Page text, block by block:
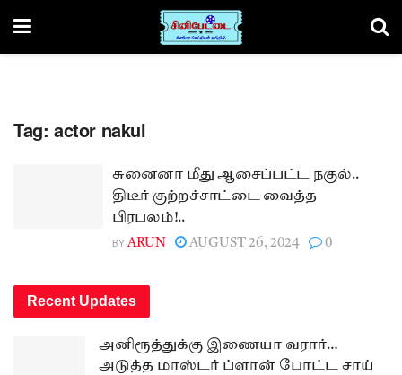
Tag: actor nakul
சுனைனா மீது ஆசைப்பட்ட நகுல்..
திடீர் குற்றச்சாட்டை வைத்த
பிரபலம்!..
BY ARUN AUGUST 26, 2024 0
Recent Updates
அனிரூத்துக்கு இணையா வரார்…
அடுத்த மாஸ்டர் ப்ளான் போட்ட சாய்